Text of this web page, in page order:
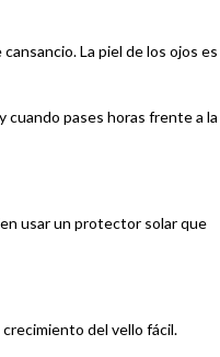
La piel de los ojos es
cuando pases horas frente a la
usar un protector solar que
del vello fácil.